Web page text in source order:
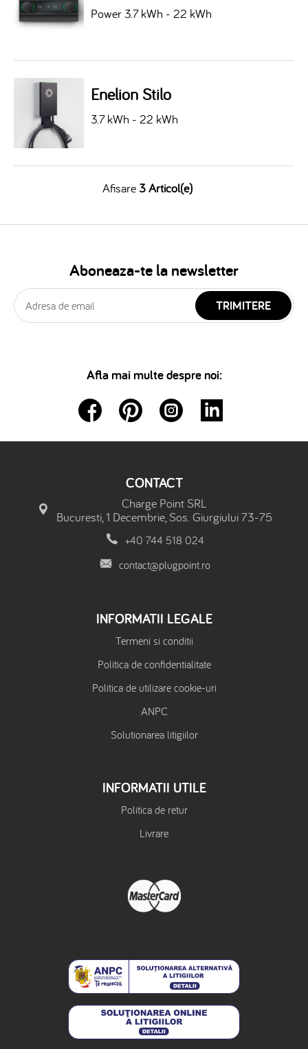
Power 3.7 kWh - 22 kWh
Enelion Stilo
3.7 kWh - 22 kWh
Afisare3 Articol(e)
Aboneaza-te la newsletter
TRIMITERE
Afla mai multe despre noi:
CONTACT
Charge Point SRL
Bucuresti, 1 Decembrie, Sos. Giurgiului 73-75
+40 744 518 024
contact@plugpoint.ro
INFORMATII LEGALE
Termeni si conditii
Politica de confidentialitate
Politica de utilizare cookie-uri
ANPC
Solutionarea litigiilor
INFORMATII UTILE
Politica de retur
Livrare